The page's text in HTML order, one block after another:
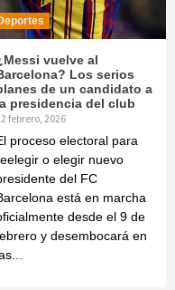
vuelve al
Los serios
de un candidato a
presidencia del club
febrero, 2026
proceso electoral para
o elegir nuevo
del FC
está en marcha
desde el 9 de
y desembocará en